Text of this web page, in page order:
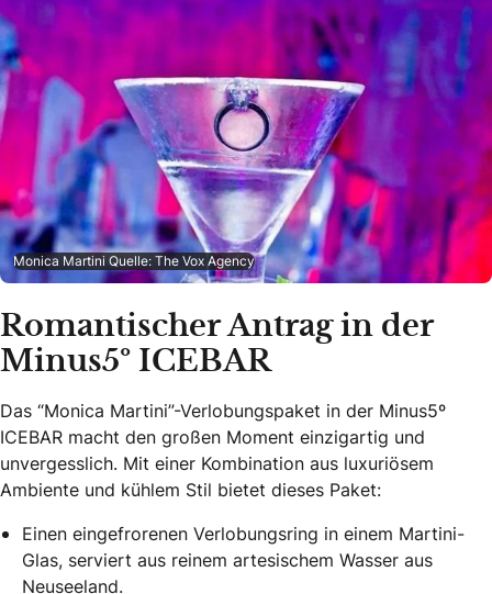
Monica Martini Quelle: The Vox Agency
Romantischer Antrag in der
Minus5º ICEBAR
Das “Monica Martini”-Verlobungspaket in der Minus5º
ICEBAR macht den großen Moment einzigartig und
unvergesslich. Mit einer Kombination aus luxuriösem
Ambiente und kühlem Stil bietet dieses Paket:
Einen eingefrorenen Verlobungsring in einem Martini-
Glas, serviert aus reinem artesischem Wasser aus
Neuseeland.